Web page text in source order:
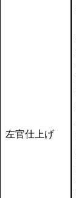
左官仕上げ